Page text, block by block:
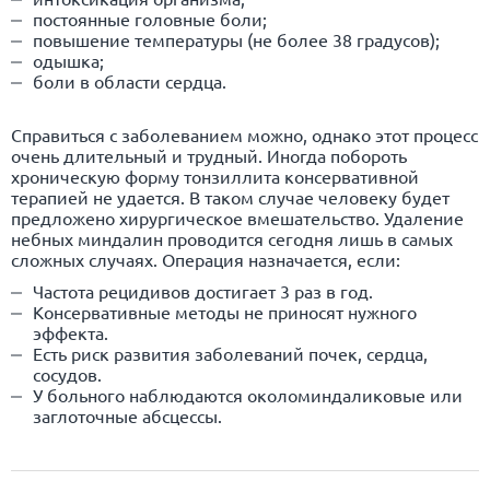
постоянные головные боли;
повышение температуры (не более 38 градусов);
одышка;
боли в области сердца.
Справиться с заболеванием можно, однако этот процесс
очень длительный и трудный. Иногда побороть
хроническую форму тонзиллита консервативной
терапией не удается. В таком случае человеку будет
предложено хирургическое вмешательство. Удаление
небных миндалин проводится сегодня лишь в самых
сложных случаях. Операция назначается, если:
Частота рецидивов достигает 3 раз в год.
Консервативные методы не приносят нужного
эффекта.
Есть риск развития заболеваний почек, сердца,
сосудов.
У больного наблюдаются околоминдаликовые или
заглоточные абсцессы.